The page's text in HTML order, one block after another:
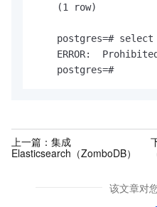
    (1 row)
postgres=#
ERROR:
    postgres=#
上一篇： 集成
Elasticsearch（ZomboDB）
该文章对